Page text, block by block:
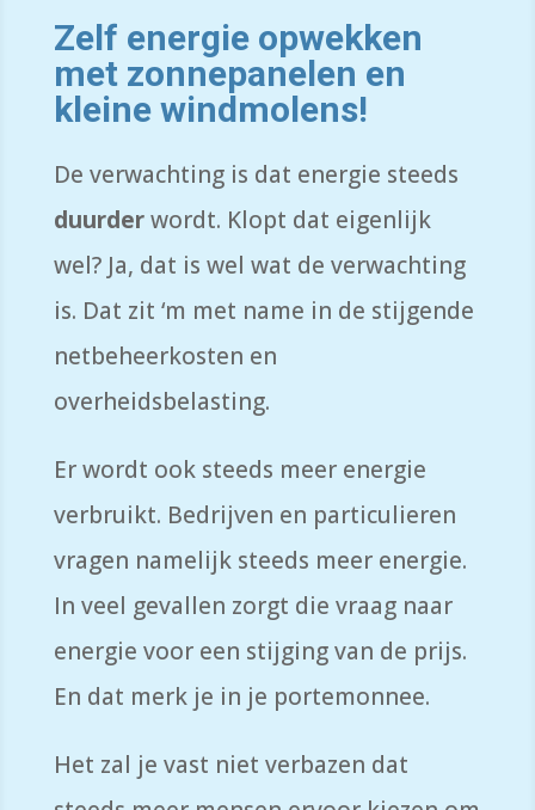
Zelf energie opwekken
met zonnepanelen en
kleine windmolens!
De verwachting is dat energie steeds
duurderwordt. Klopt dat eigenlijk
wel? Ja, dat is wel wat de verwachting
is. Dat zit ‘m met name in de stijgende
netbeheerkosten en
overheidsbelasting.
Er wordt ook steeds meer energie
verbruikt. Bedrijven en particulieren
vragen namelijk steeds meer energie.
In veel gevallen zorgt die vraag naar
energie voor een stijging van de prijs.
En dat merk je in je portemonnee.
Het zal je vast niet verbazen dat